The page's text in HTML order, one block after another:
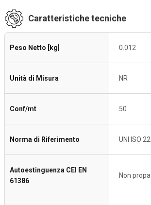
Caratteristiche tecniche
Peso Netto [kg] 0.012
Unità di Misura NR
Conf/mt 50
Norma di Riferimento UNI ISO
Autoestinguenza CEI EN
61386
Non